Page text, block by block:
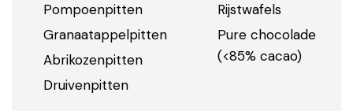
Pompoenpitten
Granaatappelpitten
Abrikozenpitten
Druivenpitten
Rijstwafels
Pure chocolade
(<85% cacao)